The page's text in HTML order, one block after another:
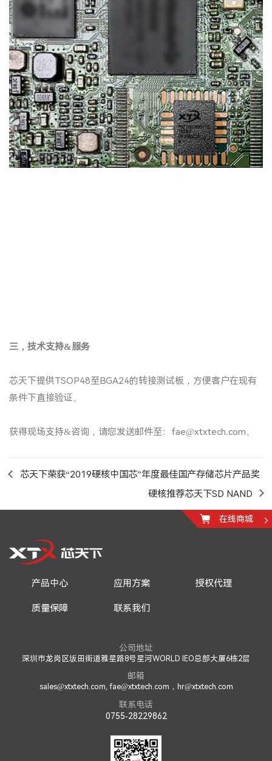
三，技术支持&服务
芯天下提供TSOP48至BGA24的转接测试板，方便客户在现有
条件下直接验证。
获得现场支持&咨询，请您发送邮件至：fae@xtxtech.com。
芯天下荣获“2019硬核中国芯”年度最佳国产存储芯片产品奖
硬核推荐芯天下SD NAND
在线商城
产品中心 应用方案 授权代理
质量保障 联系我们
公司地址
深圳市龙岗区坂田街道雅星路8号星河WORLD IEO总部大厦6栋2层
邮箱
sales@xtxtech.com, fae@xtxtech.com，hr@xtxtech.com
联系电话
0755-28229862